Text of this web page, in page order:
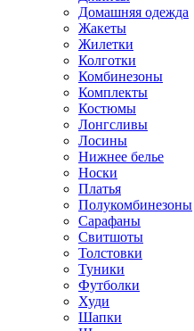
Домашняя одежда
Жакеты
Жилетки
Колготки
Комбинезоны
Комплекты
Костюмы
Лонгсливы
Лосины
Нижнее белье
Носки
Платья
Полукомбинезоны
Сарафаны
Свитшоты
Толстовки
Туники
Футболки
Худи
Шапки